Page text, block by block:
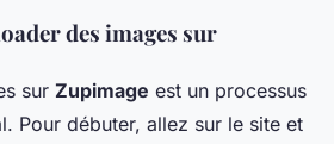
des images sur
sur Zupimage est un processus
Pour débuter, allez sur le site et